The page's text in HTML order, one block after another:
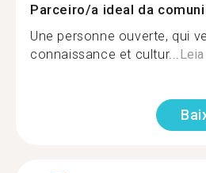
Parceiro/a ideal da
Une personne ouverte, qui
connaissance et cultur...